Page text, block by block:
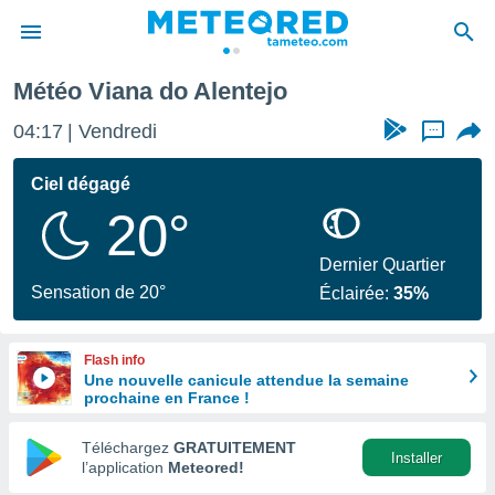
de
en
Météo Viana do Alentejo
04:17 Vendredi ...
Ciel dégagé
20°
Sensation de 20°
Dernier Quartier
Éclairée:35%
Flash info
Une nouvelle canicule attendue la semaine
prochaine en France !
Téléchargez GRATUITEMENT
l’application Meteored!
Installer